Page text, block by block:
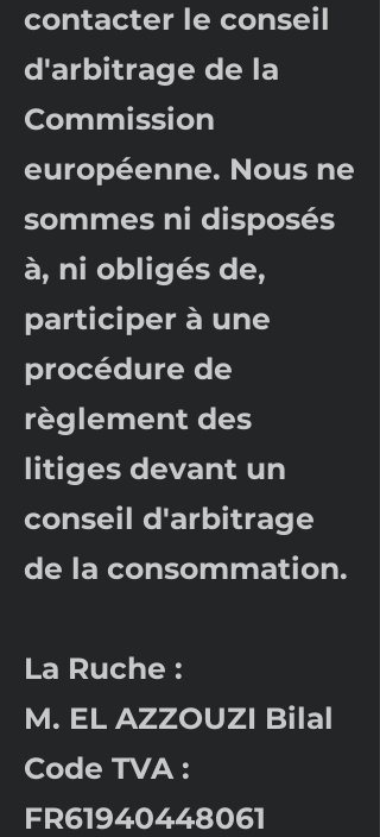
contacter le conseil
d'arbitrage de la
Commission
européenne. Nous ne
sommes ni disposés
à, ni obligés de,
participer à une
procédure de
règlement des
litiges devant un
conseil d'arbitrage
de la consommation.
La Ruche :
M. EL AZZOUZI Bilal
Code TVA :
FR61940448061